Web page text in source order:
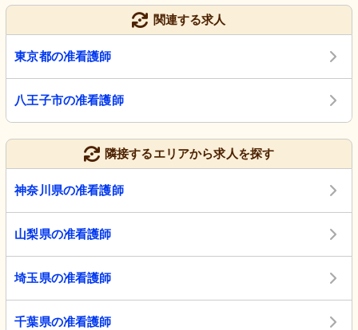
関連する求人
東京都の准看護師
八王子市の准看護師
隣接するエリアから求人を探す
神奈川県の准看護師
山梨県の准看護師
埼玉県の准看護師
千葉県の准看護師